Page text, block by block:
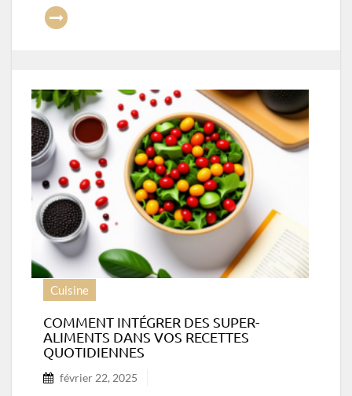
Cuisine
COMMENT INTÉGRER DES SUPER-
ALIMENTS DANS VOS RECETTES
QUOTIDIENNES
février 22, 2025